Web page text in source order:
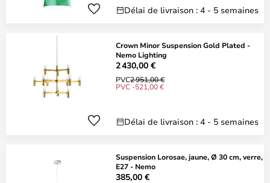
Délai de livraison : 4 - 5 semaines
Crown Minor Suspension Gold Plated -
Nemo Lighting
2 430,00 €
PVC2 951,00 €
PVC -521,00 €
Délai de livraison : 4 - 5 semaines
Suspension Lorosae, jaune, Ø 30 cm, verre,
E27 - Nemo
385,00 €